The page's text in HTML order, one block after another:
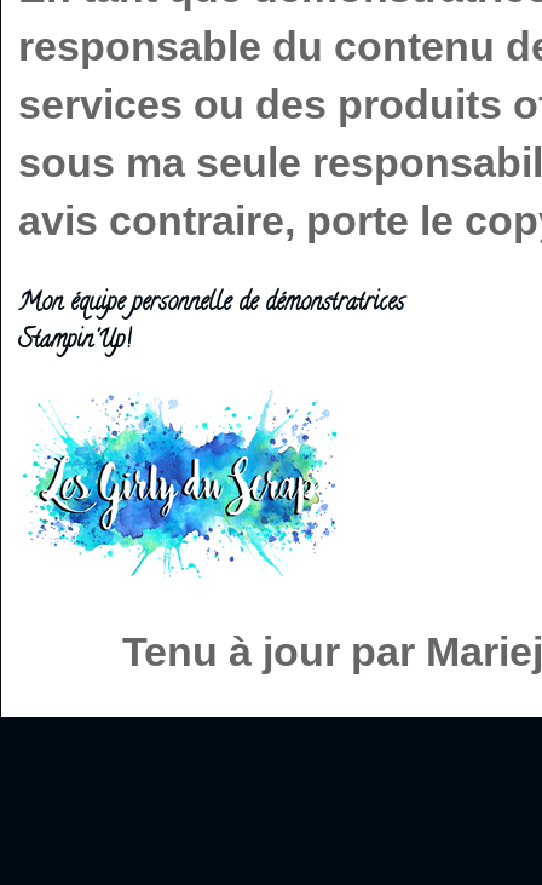
responsable du contenu
services ou des produits
sous ma seule
avis contraire, porte le
Mon équipe personnelle de démonstratrices
Stampin'Up!
Tenu à jour par